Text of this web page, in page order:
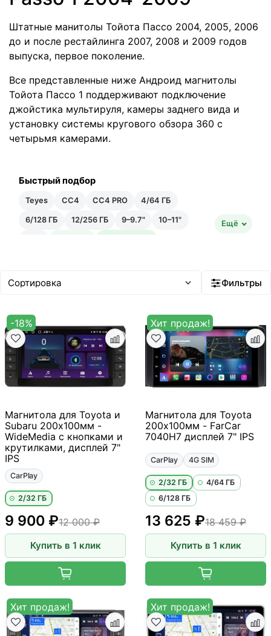
Штатные манитолы Тойота Пассо 2004, 2005, 2006
до и после рестайлинга 2007, 2008 и 2009 годов
выпуска, первое поколение.
Все представленные ниже Андроид магнитолы
Тойота Пассо 1 поддерживают подключение
джойстика мультируля, камеры заднего вида и
установку системы кругового обзора 360 с
четырьмя камерами.
Быстрый подбор
Teyes CC4 CC4 PRO 4/64 ГБ
6/128 ГБ 12/256 ГБ 9–9.7" 10–11" Ещё
Фильтры
-18%
Магнитола для Toyota и
Subaru 200х100мм -
WideMedia с кнопками и
крутилками, дисплей 7"
IPS
CarPlay
2/32 ГБ
12 000 ₽
9 900 ₽
Купить в 1 клик
Хит продаж!
Магнитола для Toyota
200х100мм - FarCar
7040H7 дисплей 7" IPS
CarPlay 4G SIM
2/32 ГБ
4/64 ГБ
6/128 ГБ
13 625 ₽18 459 ₽
Купить в 1 клик
Хит продаж! Хит продаж!